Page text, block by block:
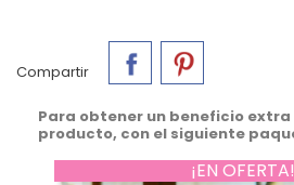
Compartir
Para obtener un beneficio
producto, con el siguiente
¡EN OFERTA!